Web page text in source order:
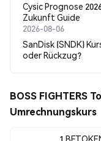
Cysic Prognose
Zukunft Guide
2026-08-06
SanDisk (SNDK)
oder Rückzug?
BOSS FIGHTERS
Umrechnungskurs
1